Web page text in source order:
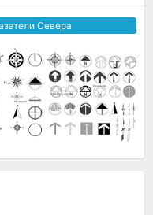
Севера